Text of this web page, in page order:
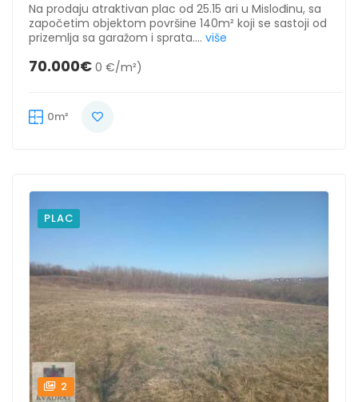
Na prodaju atraktivan plac od 25.15 ari u Mislođinu, sa
započetim objektom površine 140m² koji se sastoji od
prizemlja sa garažom i sprata.... više
70.000€ 0 €/m²)
0m²
PLAC
2